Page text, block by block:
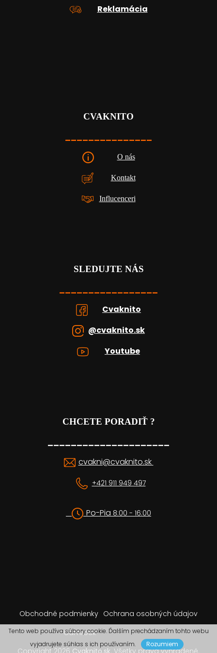
Tento web používa súbory cookie. Ďalším prechádzaním tohto webu
vyjadrujete súhlas s ich používaním.
Rozumiem
Reklamácia
CVAKNITO
_______________
O nás
Kontakt
Influcenceri
SLEDUJTE NÁS
_________________
Cvaknito
@cvaknito.sk
Youtube
CHCETE PORADIŤ ?
_____________________
cvakni@cvaknito.sk
+421 911 949 497
Po-Pia 8:00 - 16:00
Obchodné podmienky Ochrana osobných údajov
Camrock
Copyright 2026 Cvaknito.sk. Všetky práva vyhradené.